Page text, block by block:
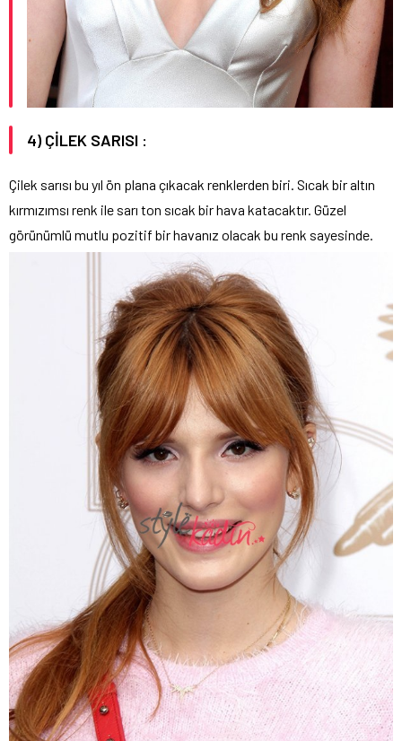
4) ÇİLEK SARISI :
Çilek sarısı bu yıl ön plana çıkacak renklerden biri. Sıcak bir altın
kırmızımsı renk ile sarı ton sıcak bir hava katacaktır. Güzel
görünümlü mutlu pozitif bir havanız olacak bu renk sayesinde.